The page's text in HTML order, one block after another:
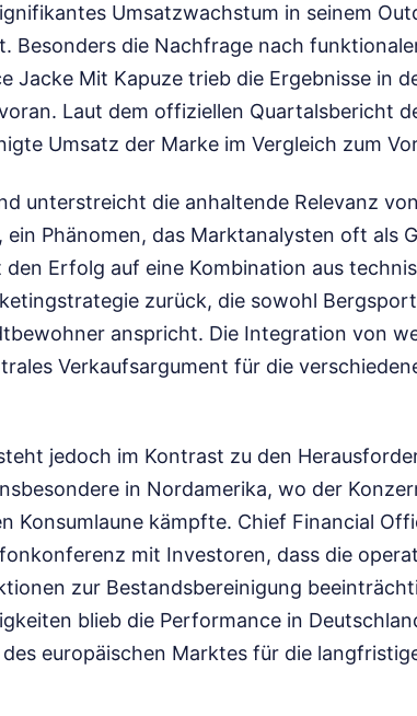
Umsatzwachstum in seinem
Besonders die Nachfrage nach
Jacke Mit Kapuze trieb die Ergebnisse in
Laut dem offiziellen Quartalsbericht
Umsatz der Marke im Vergleich zum
unterstreicht die anhaltende Relevanz
ein Phänomen, das Marktanalysten oft als
Erfolg auf eine Kombination aus
zurück, die sowohl
anspricht. Die Integration von
Verkaufsargument für die
jedoch im Kontrast zu den
in Nordamerika, wo der
Konsumlaune kämpfte. Chief Financial
mit Investoren, dass die
zur Bestandsbereinigung
blieb die Performance in
europäischen Marktes für die